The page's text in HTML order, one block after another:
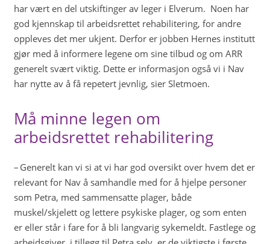
har vært en del utskiftinger av leger i Elverum. Noen har
god kjennskap til arbeidsrettet rehabilitering, for andre
oppleves det mer ukjent. Derfor er jobben Hernes institutt
gjør med å informere legene om sine tilbud og om ARR
generelt svært viktig. Dette er informasjon også vi i Nav
har nytte av å få repetert jevnlig, sier Sletmoen.
Må minne legen om
arbeidsrettet rehabilitering
– Generelt kan vi si at vi har god oversikt over hvem det er
relevant for Nav å samhandle med for å hjelpe personer
som Petra, med sammensatte plager, både
muskel/skjelett og lettere psykiske plager, og som enten
er eller står i fare for å bli langvarig sykemeldt. Fastlege og